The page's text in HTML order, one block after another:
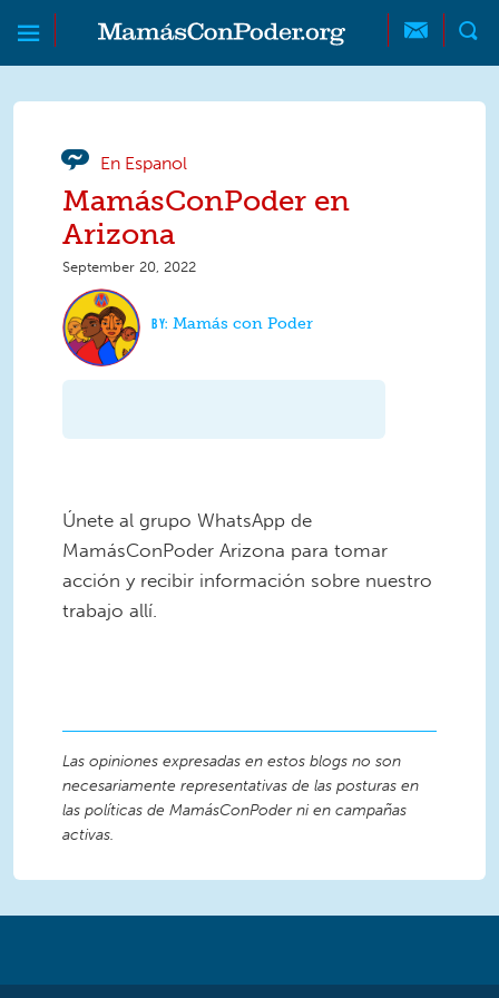
Skip to main content
Skip to main content
MamásConPoder
En Espanol
MamásConPoder en
Arizona
September 20, 2022
Mamás con Poder
Únete al grupo WhatsApp de
MamásConPoder Arizona para tomar
acción y recibir información sobre nuestro
trabajo allí.
Las opiniones expresadas en estos blogs no son
necesariamente representativas de las posturas en
las políticas de MamásConPoder ni en campañas
activas.